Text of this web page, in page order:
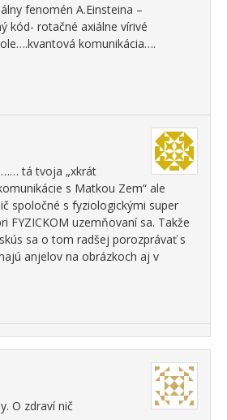
fenomén A.Einsteina –
kód- rotačné axiálne vírivé
komunikácia….
tá tvoja „xkrát
s Matkou Zem“ ale
spoločné s fyziologickými super
FYZICKOM uzemňovaní sa. Takže
sa o tom radšej porozprávať s
anjelov na obrázkoch aj v
O zdraví nič